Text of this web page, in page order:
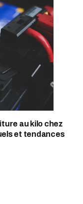
au kilo chez
et tendances